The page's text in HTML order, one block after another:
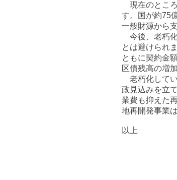
現在のとこ
す。国が約75
一般財源から
今後、老朽化
とは避けられ
ともに契約金
区債残高の増
老朽化して
政見込みを立
業費も抑えた
地再開発事業
以上